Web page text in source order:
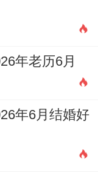
年老历6月
年6月结婚好